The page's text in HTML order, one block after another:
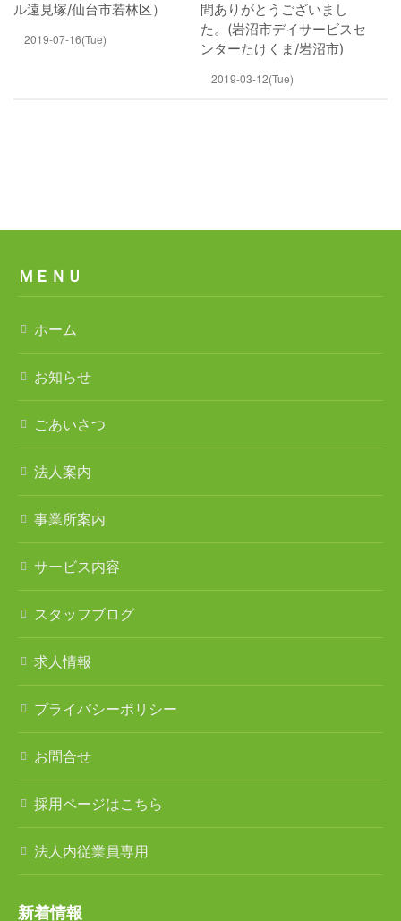
ル遠見塚/仙台市若林区）
2019-07-16(Tue)
間ありがとうございまし
た。(岩沼市デイサービスセ
ンターたけくま/岩沼市)
2019-03-12(Tue)
ＭＥＮＵ
ホーム
お知らせ
ごあいさつ
法人案内
事業所案内
サービス内容
スタッフブログ
求人情報
プライバシーポリシー
お問合せ
採用ページはこちら
法人内従業員専用
新着情報